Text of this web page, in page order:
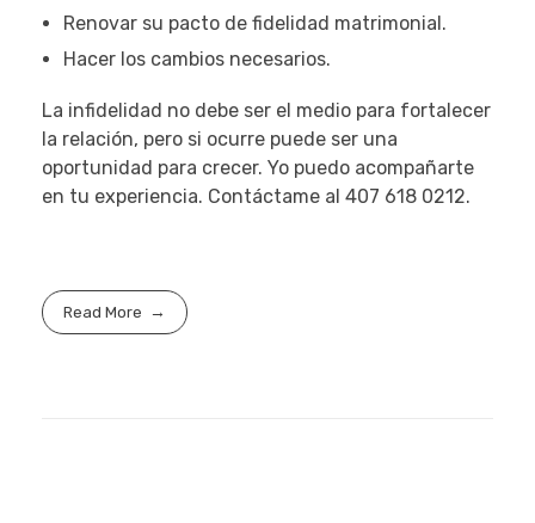
Renovar su pacto de fidelidad matrimonial.
Hacer los cambios necesarios.
La infidelidad no debe ser el medio para fortalecer
la relación, pero si ocurre puede ser una
oportunidad para crecer. Yo puedo acompañarte
en tu experiencia. Contáctame al 407 618 0212.
Read More